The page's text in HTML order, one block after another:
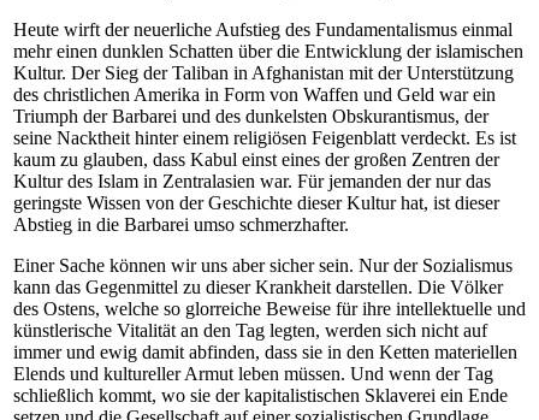
Heute wirft der neuerliche Aufstieg des Fundamentalismus einmal
mehr einen dunklen Schatten über die Entwicklung der islamischen
Kultur. Der Sieg der Taliban in Afghanistan mit der Unterstützung
des christlichen Amerika in Form von Waffen und Geld war ein
Triumph der Barbarei und des dunkelsten Obskurantismus, der
seine Nacktheit hinter einem religiösen Feigenblatt verdeckt. Es ist
kaum zu glauben, dass Kabul einst eines der großen Zentren der
Kultur des Islam in Zentralasien war. Für jemanden der nur das
geringste Wissen von der Geschichte dieser Kultur hat, ist dieser
Abstieg in die Barbarei umso schmerzhafter.
Einer Sache können wir uns aber sicher sein. Nur der Sozialismus
kann das Gegenmittel zu dieser Krankheit darstellen. Die Völker
des Ostens, welche so glorreiche Beweise für ihre intellektuelle und
künstlerische Vitalität an den Tag legten, werden sich nicht auf
immer und ewig damit abfinden, dass sie in den Ketten materiellen
Elends und kultureller Armut leben müssen. Und wenn der Tag
schließlich kommt, wo sie der kapitalistischen Sklaverei ein Ende